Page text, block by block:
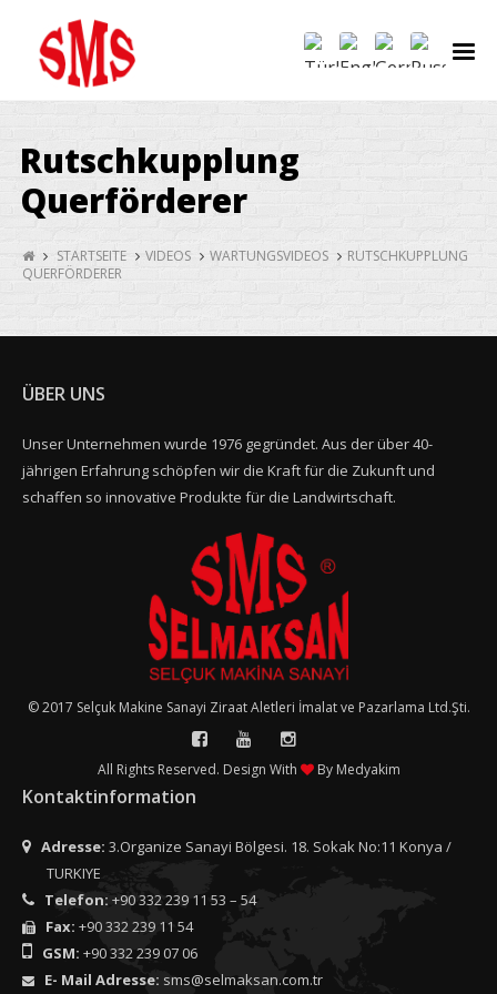
Rutschkupplung
Querförderer
STARTSEITE VIDEOS WARTUNGSVIDEOS
RUTSCHKUPPLUNG
QUERFÖRDERER
ÜBER UNS
Unser Unternehmen wurde 1976 gegründet. Aus der über 40-
jährigen Erfahrung schöpfen wir die Kraft für die Zukunft und
schaffen so innovative Produkte für die Landwirtschaft.
© 2017 Selçuk Makine Sanayi Ziraat Aletleri İmalat ve Pazarlama Ltd.Şti.
All Rights Reserved. Design With By Medyakim
Kontaktinformation
Adresse: 3.Organize Sanayi Bölgesi. 18. Sokak No:11 Konya /
TURKIYE
Telefon: +90 332 239 11 53 – 54
Fax: +90 332 239 11 54
GSM: +90 332 239 07 06
E- Mail Adresse: sms@selmaksan.com.tr